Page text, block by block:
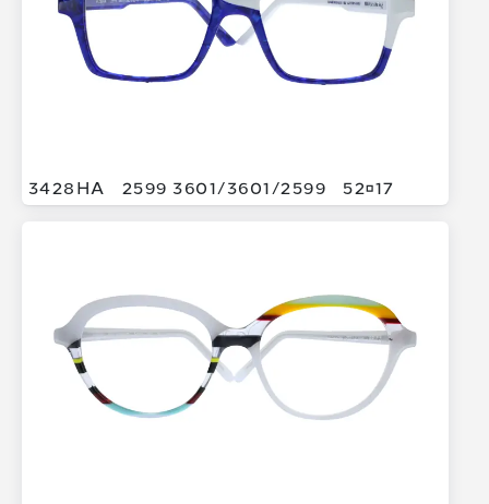
3428HA 2599 3601/3601/2599 5217